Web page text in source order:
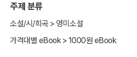
주제 분류
소설/시/희곡 > 영미소설
가격대별 eBook > 1000원 eBook